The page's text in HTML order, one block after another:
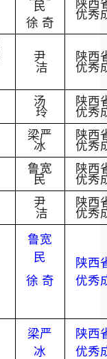
民
徐 奇
陕西
优秀
尹
洁
陕西
优秀
汤
玲
陕西
优秀
梁严
冰
陕西
优秀
鲁宽
民
陕西
优秀
尹
洁
陕西
优秀
鲁宽
民
徐 奇
陕西
优秀
梁严
冰
陕西
优秀